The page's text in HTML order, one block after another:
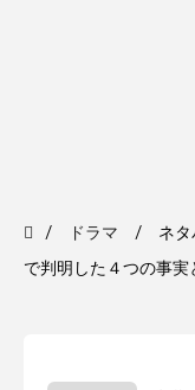
ドラマ ネ
で判明した４つの事実